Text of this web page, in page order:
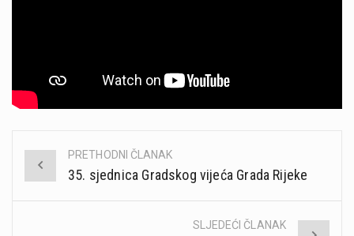
Post
navigation
PRETHODNI ČLANAK
35. sjednica Gradskog vijeća Grada Rijeke
SLJEDEĆI ČLANAK